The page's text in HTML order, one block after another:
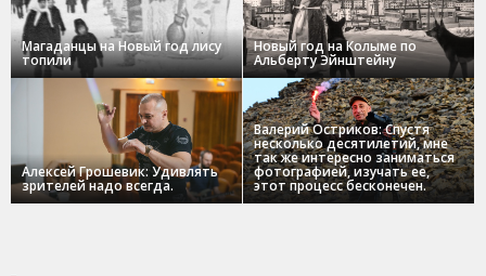
Магаданцы на Новый год лису
топили
Новый год на Колыме по
Альберту Эйнштейну
Алексей Грошевик: Удивлять
зрителей надо всегда.
Валерий Остриков: Спустя
несколько десятилетий, мне
так же интересно заниматься
фотографией, изучать ее,
этот процесс бесконечен.